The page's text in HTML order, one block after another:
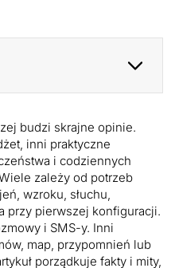
budzi skrajne opinie.
inni praktyczne
i codziennych
zależy od potrzeb
wzroku, słuchu,
przy pierwszej konfiguracji.
i SMS-y. Inni
map, przypomnień lub
porządkuje fakty i mity,